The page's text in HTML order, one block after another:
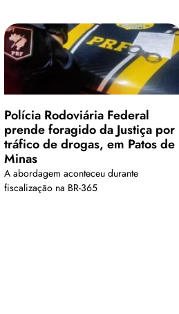
Polícia Rodoviária Federal
prende foragido da Justiça por
tráfico de drogas, em Patos de
Minas
A abordagem aconteceu durante
fiscalização na BR-365